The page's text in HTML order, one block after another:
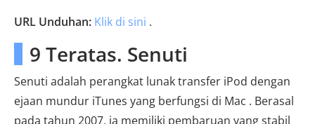
URL Unduhan: Klik di sini .
9 Teratas. Senuti
Senuti adalah perangkat lunak transfer iPod dengan
ejaan mundur iTunes yang berfungsi di Mac . Berasal
pada tahun 2007, ia memiliki pembaruan yang stabil